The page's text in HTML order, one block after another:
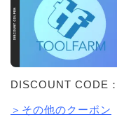
DISCOUNT CODE：
＞その他のクーポン